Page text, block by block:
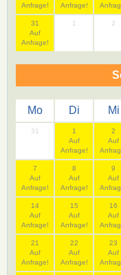
Anfrage!
Anfrage!
31
Auf
Anfrage!
1 2
Mo Di Mi
31
1
Auf
Anfrage!
2
Auf
7
Auf
Anfrage!
8
Auf
Anfrage!
9
Auf
14
Auf
Anfrage!
15
Auf
Anfrage!
16
Auf
21
Auf
Anfrage!
22
Auf
Anfrage!
23
Auf